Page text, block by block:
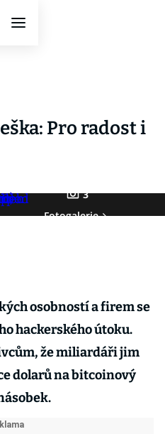
Pro radost i
3
Fotogalerie
osobností a firem se
hackerského útoku.
že miliardáři jim
dolarů na bitcoinový